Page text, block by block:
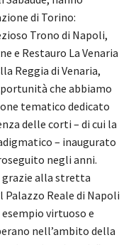
di Torino:
Trono di Napoli,
e Restauro La Venaria
Reggia di Venaria,
che abbiamo
tematico dedicato
delle corti – di cui la
– inaugurato
negli anni.
grazie alla stretta
Reale di Napoli
virtuoso e
nell’ambito della